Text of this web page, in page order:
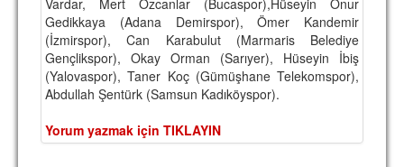
TARİHİ BAŞARILAR
BASINDAN
KUPA MAÇLARI
ESKi BAŞKANLAR
Gedikkaya (Adana Demirspor), Ömer Kandemir
(İzmirspor), Can Karabulut (Marmaris Belediye
Gençlikspor), Okay Orman (Sarıyer), Hüseyin İbiş
(Yalovaspor), Taner Koç (Gümüşhane Telekomspor),
Abdullah Şentürk (Samsun Kadıköyspor).
Yorum yazmak için TIKLAYIN